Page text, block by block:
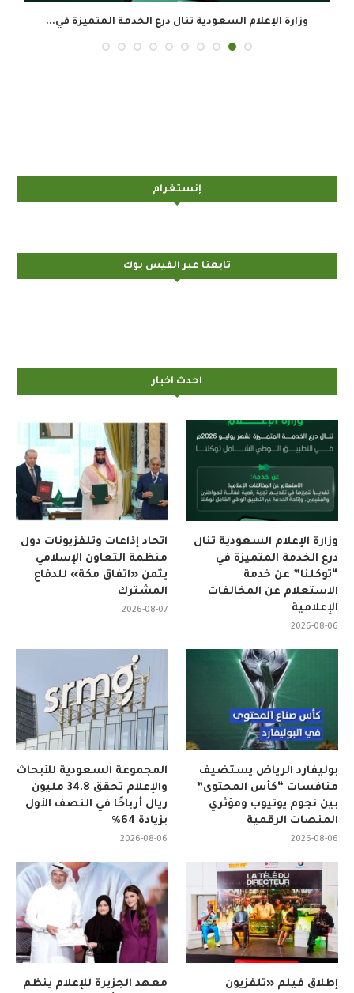
وزارة الإعلام السعودية تنال درع الخدمة المتميزة في...
إنستغرام
تابعنا عبر الفيس بوك
احدث اخبار
اتحاد إذاعات وتلفزيونات دول
منظمة التعاون الإسلامي
يثمن «اتفاق مكة» للدفاع
المشترك
2026-08-07
وزارة الإعلام السعودية تنال
درع الخدمة المتميزة في
“توكلنا” عن خدمة
الاستعلام عن المخالفات
الإعلامية
2026-08-06
المجموعة السعودية للأبحاث
والإعلام تحقق 34.8 مليون
ريال أرباحًا في النصف الأول
بزيادة 64%
2026-08-06
بوليفارد الرياض يستضيف
منافسات “كأس المحتوى”
بين نجوم يوتيوب ومؤثري
المنصات الرقمية
2026-08-06
معهد الجزيرة للإعلام ينظم
إطلاق فيلم «تلفزيون